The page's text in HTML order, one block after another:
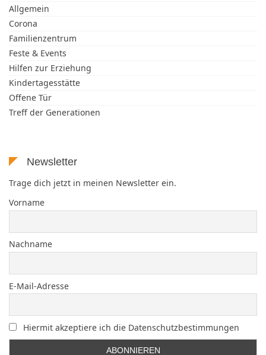
Allgemein
Corona
Familienzentrum
Feste & Events
Hilfen zur Erziehung
Kindertagesstätte
Offene Tür
Treff der Generationen
Newsletter
Trage dich jetzt in meinen Newsletter ein.
Vorname
Nachname
E-Mail-Adresse
Hiermit akzeptiere ich die Datenschutzbestimmungen